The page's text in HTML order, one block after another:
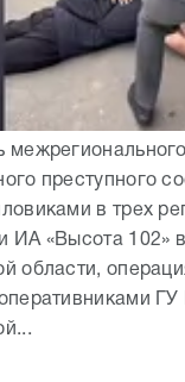
межрегионального
преступного
в трех
ИА «Высота 102»
области,